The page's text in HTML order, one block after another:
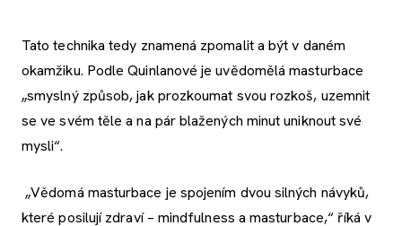
Tato technika tedy znamená zpomalit a být v daném
okamžiku. Podle Quinlanové je uvědomělá masturbace
„smyslný způsob, jak prozkoumat svou rozkoš, uzemnit
se ve svém těle a na pár blažených minut uniknout své
mysli“.
„Vědomá masturbace je spojením dvou silných návyků,
které posilují zdraví – mindfulness a masturbace,“ říká v